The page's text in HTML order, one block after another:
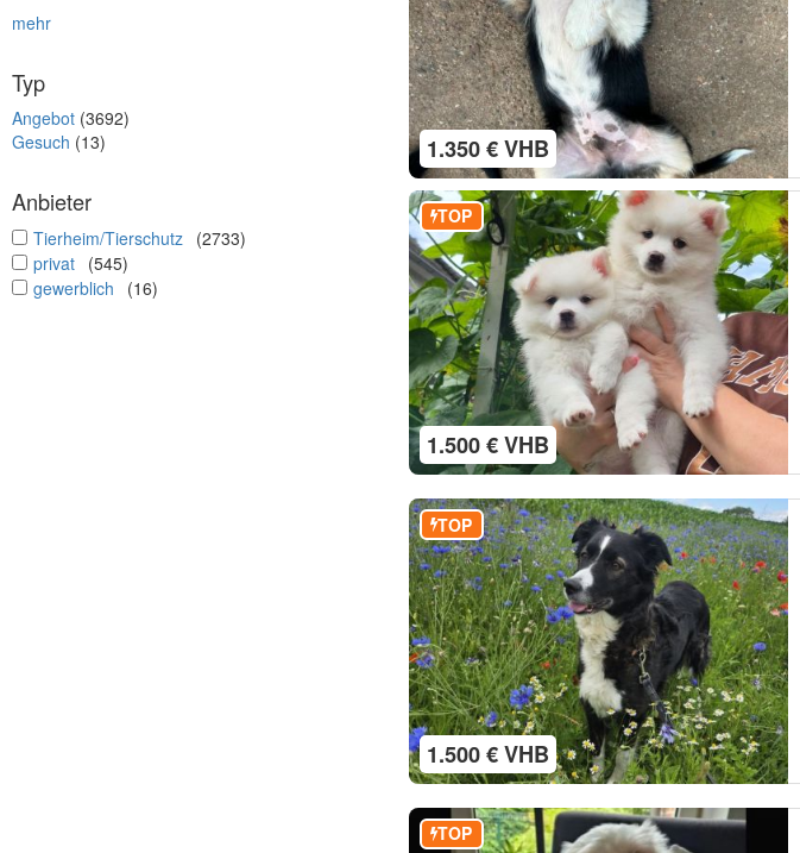
mehr
Typ
Angebot (3692)
Gesuch (13)
Anbieter
undefined
Tierheim/Tierschutz (2733)
undefined
privat (545)
undefined
gewerblich (16)
1.350 € VHB
1.500 € VHB
TOP
1.500 € VHB
TOP
TOP